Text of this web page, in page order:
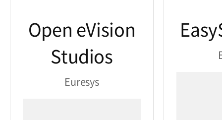
Open eVision
Studios
Euresys